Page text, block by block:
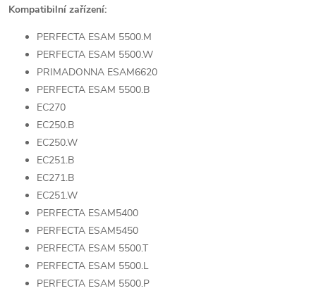
Kompatibilní zařízení:
PERFECTA ESAM 5500.M
PERFECTA ESAM 5500.W
PRIMADONNA ESAM6620
PERFECTA ESAM 5500.B
EC270
EC250.B
EC250.W
EC251.B
EC271.B
EC251.W
PERFECTA ESAM5400
PERFECTA ESAM5450
PERFECTA ESAM 5500.T
PERFECTA ESAM 5500.L
PERFECTA ESAM 5500.P